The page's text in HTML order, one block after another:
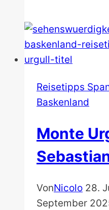
San
Reisetipps
Baskenland
Monte
VonNicolo 28.
September